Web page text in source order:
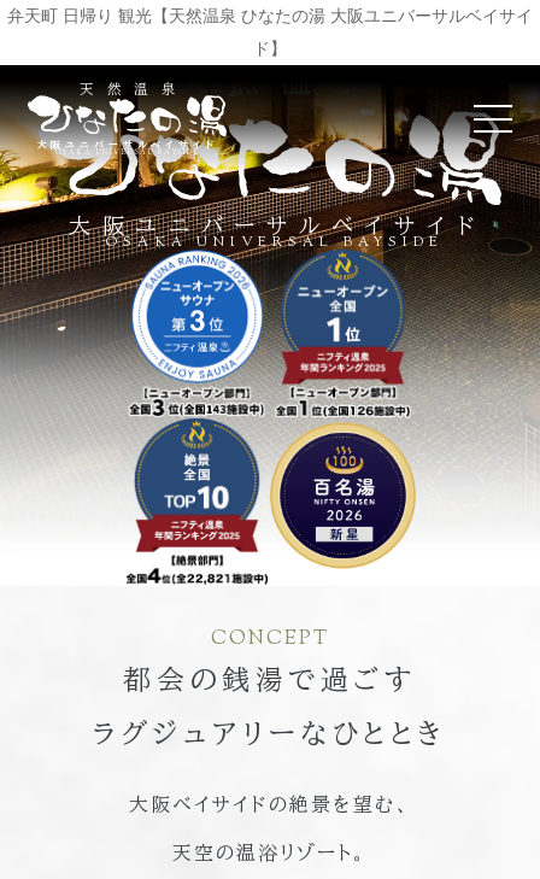
弁天町 日帰り 観光【天然温泉 ひなたの湯 大阪ユニバーサルベイサイ
ド】